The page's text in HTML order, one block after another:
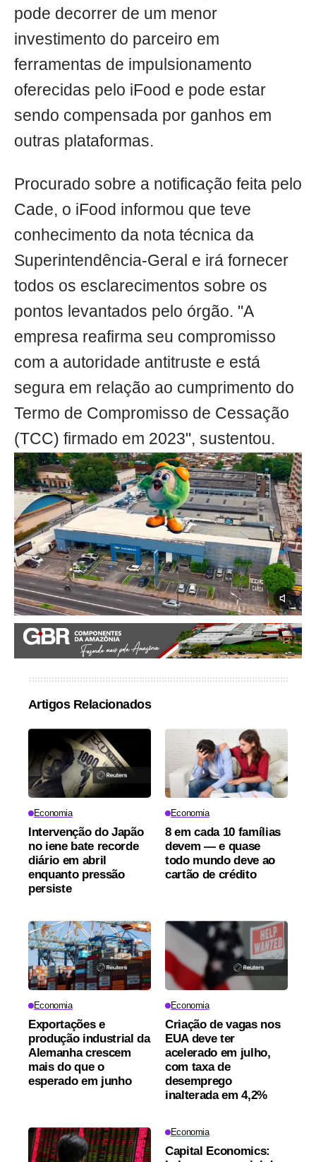
pode decorrer de um menor
investimento do parceiro em
ferramentas de impulsionamento
oferecidas pelo iFood e pode estar
sendo compensada por ganhos em
outras plataformas.
Procurado sobre a notificação feita pelo
Cade, o iFood informou que teve
conhecimento da nota técnica da
Superintendência-Geral e irá fornecer
todos os esclarecimentos sobre os
pontos levantados pelo órgão. "A
empresa reafirma seu compromisso
com a autoridade antitruste e está
segura em relação ao cumprimento do
Termo de Compromisso de Cessação
(TCC) firmado em 2023", sustentou.
Artigos Relacionados
Economia
Intervenção do Japão
no iene bate recorde
diário em abril
enquanto pressão
persiste
Economia
8 em cada 10 famílias
devem — e quase
todo mundo deve ao
cartão de crédito
Economia
Exportações e
produção industrial da
Alemanha crescem
mais do que o
esperado em junho
Economia
Criação de vagas nos
EUA deve ter
acelerado em julho,
com taxa de
desemprego
inalterada em 4,2%
Economia
Capital Economics: